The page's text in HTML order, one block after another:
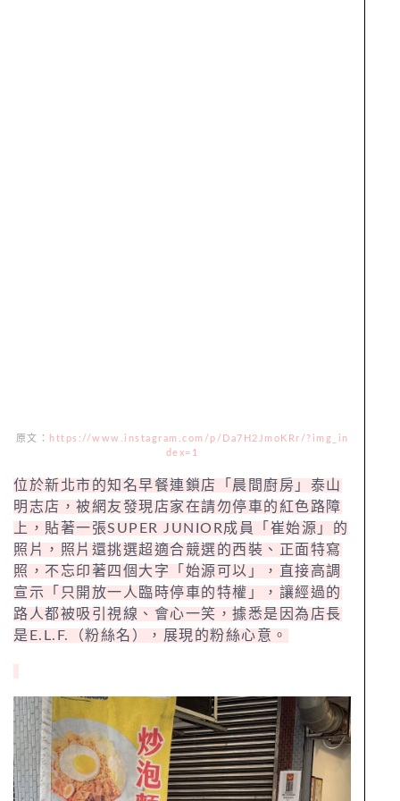
原文：
https://www.instagram.com/p/Da7H2JmoKRr/?img_in
dex=1
位於新北市的知名早餐連鎖店「晨間廚房」泰山
明志店，被網友發現店家在請勿停車的紅色路障
上，貼著一張SUPER JUNIOR成員「崔始源」的
照片，照片還挑選超適合競選的西裝、正面特寫
照，不忘印著四個大字「始源可以」，直接高調
宣示「只開放一人臨時停車的特權」，讓經過的
路人都被吸引視線、會心一笑，據悉是因為店長
是E.L.F.（粉絲名），展現的粉絲心意。